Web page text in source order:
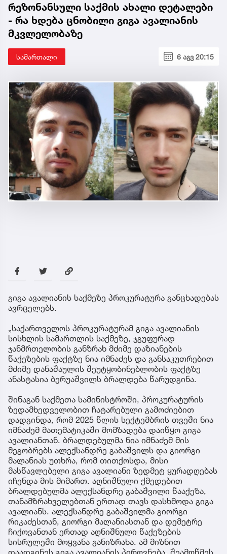
რეზონანსული საქმის ახალი დეტალები
- რა ხდება ცნობილი გიგა ავალიანის
მკვლელობაზე
სამართალი 6 აგვ 20:15
გიგა ავალიანის საქმეზე პროკურატურა განცხადებას
ავრცელებს.
„საქართველოს პროკურატურამ გიგა ავალიანის
სისხლის სამართლის საქმეზე, ჯგუფურად
ჯანმრთელობის განზრახ მძიმე დაზიანების
წაქეზების ფაქტზე ნია იმნაძეს და განსაკუთრებით
მძიმე დანაშაულის შეუტყობინებლობის ფაქტზე
ანასტასია ბერუაშვილს ბრალდება წარუდგინა.
შინაგან საქმეთა სამინისტროში, პროკურატურის
ზედამხედველობით ჩატარებული გამოძიებით
დადგინდა, რომ 2025 წლის სექტემბრის თვეში ნია
იმნაძემ მათემატიკაში მომზადება დაიწყო გიგა
ავალიანთან. ბრალდებულმა ნია იმნაძემ მის
მეგობრებს ალექსანდრე გაბაშვილს და გიორგი
მალანიას უთხრა, რომ თითქოსდა, მისი
მასწავლებელი გიგა ავალიანი ზედმეტ ყურადღებას
იჩენდა მის მიმართ. აღნიშნული ქმედებით
ბრალდებულმა ალექსანდრე გაბაშვილი წააქეზა,
თანამზრახველებთან ერთად თავს დასხმოდა გიგა
ავალიანს. ალექსანდრე გაბაშვილმა გიორგი
რიკაძესთან, გიორგი მალანიასთან და დემეტრე
ჩიქოვანთან ერთად აღნიშნული წაქეზების
სისრულეში მოყვანა განიზრახა. ამ მიზნით
დაადგინეს გიგა ავალიანის პიროვნება, შეამოწმეს